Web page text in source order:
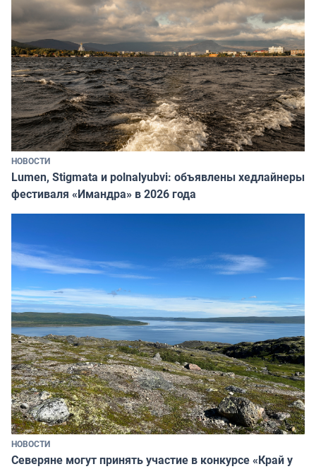
НОВОСТИ
Lumen, Stigmata и polnalyubvi: объявлены хедлайнеры
фестиваля «Имандра» в 2026 года
НОВОСТИ
Северяне могут принять участие в конкурсе «Край у